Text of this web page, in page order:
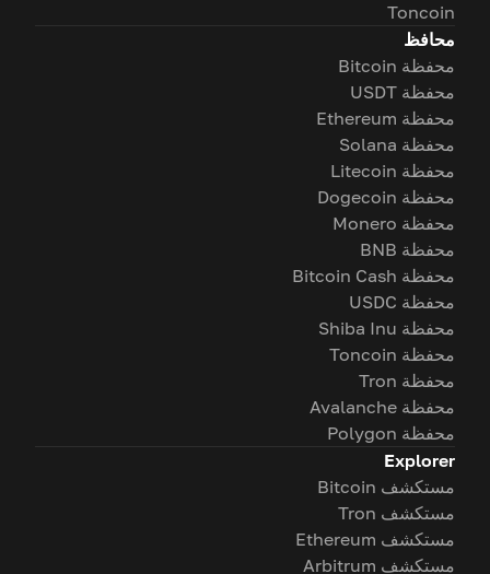
Toncoin
محافظ
محفظة Bitcoin
محفظة USDT
محفظة Ethereum
محفظة Solana
محفظة Litecoin
محفظة Dogecoin
محفظة Monero
محفظة BNB
محفظة Bitcoin Cash
محفظة USDC
محفظة Shiba Inu
محفظة Toncoin
محفظة Tron
محفظة Avalanche
محفظة Polygon
Explorer
مستكشف Bitcoin
مستكشف Tron
مستكشف Ethereum
مستكشف Arbitrum